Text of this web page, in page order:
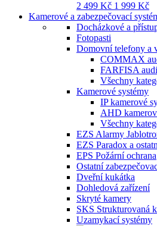
2 499 Kč 1 999 Kč
Kamerové a zabezpečovací
Docházkové a
Fotopasti
Domovní telefony a
COMMAX
FARFISA
Všechny
Kamerové systémy
IP kamerové
AHD
Všechny
EZS Alarmy
EZS Paradox a
EPS Požární ochrana
Ostatní
Dveřní kukátka
Dohledová zařízení
Skryté kamery
SKS Strukturovaná
Uzamykací systémy